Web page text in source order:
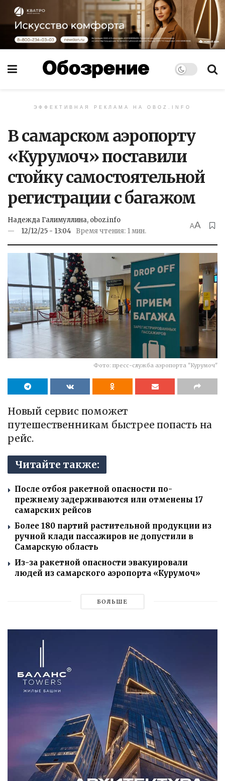
ЭФФЕКТИВНАЯ РЕКЛАМА НА OBOZ.INFO
В самарском аэропорту
«Курумоч» поставили
стойку самостоятельной
регистрации с багажом
Надежда Галимуллина, oboz.info
12/12/25 - 13:04 Время чтения: 1 мин.
AA
Фото: пресс-служба аэропорта "Курумоч"
Новый сервис поможет
путешественникам быстрее попасть на
рейс.
Читайте также:
После отбоя ракетной опасности по-
прежнему задерживаются или отменены 17
самарских рейсов
Более 180 партий растительной продукции из
ручной клади пассажиров не допустили в
Самарскую область
Из-за ракетной опасности эвакуировали
людей из самарского аэропорта «Курумоч»
БОЛЬШЕ